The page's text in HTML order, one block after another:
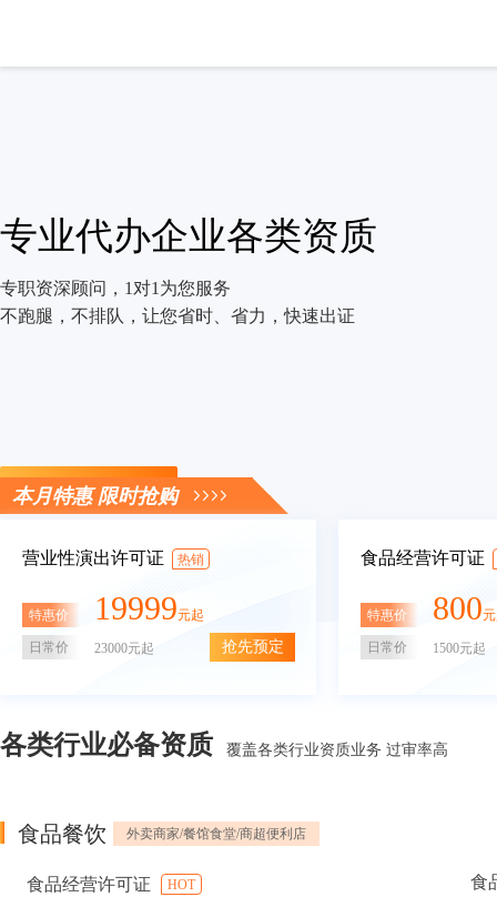
专业代办企业各类资质
专职资深顾问，1对1为您服务
不跑腿，不排队，让您省时、省力，快速出证
立即咨询
本月特惠 限时抢购
营业性演出许可证 热销
特惠价 19999元起
日常价 23000元起 抢先预定
食品经营许可证
特惠价 800
日常价 1500元起
各类行业必备资质 覆盖各类行业资质业务 过审率高
食品餐饮 外卖商家/餐馆食堂/商超便利店
食品经营许可证 HOT 食